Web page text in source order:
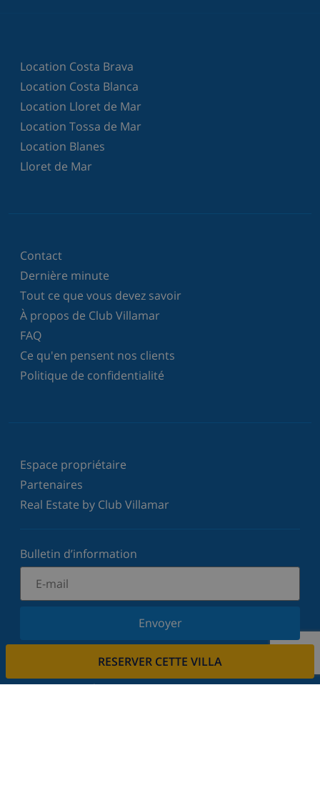
RESERVER CETTE VILLA
Location Costa Brava
Location Costa Blanca
Location Lloret de Mar
Location Tossa de Mar
Location Blanes
Lloret de Mar
Contact
Dernière minute
Tout ce que vous devez savoir
À propos de Club Villamar
FAQ
Ce qu'en pensent nos clients
Politique de confidentialité
Espace propriétaire
Partenaires
Real Estate by Club Villamar
Bulletin d’information
Envoyer
Inscrivez-vous à notre newsletter et restez informé
votre vie privée.